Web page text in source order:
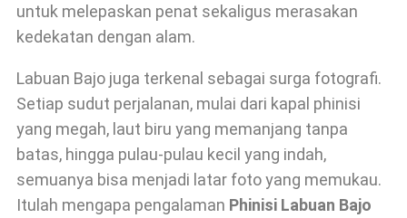
untuk melepaskan penat sekaligus merasakan
kedekatan dengan alam.
Labuan Bajo juga terkenal sebagai surga fotografi.
Setiap sudut perjalanan, mulai dari kapal phinisi
yang megah, laut biru yang memanjang tanpa
batas, hingga pulau-pulau kecil yang indah,
semuanya bisa menjadi latar foto yang memukau.
Itulah mengapa pengalaman Phinisi Labuan Bajo